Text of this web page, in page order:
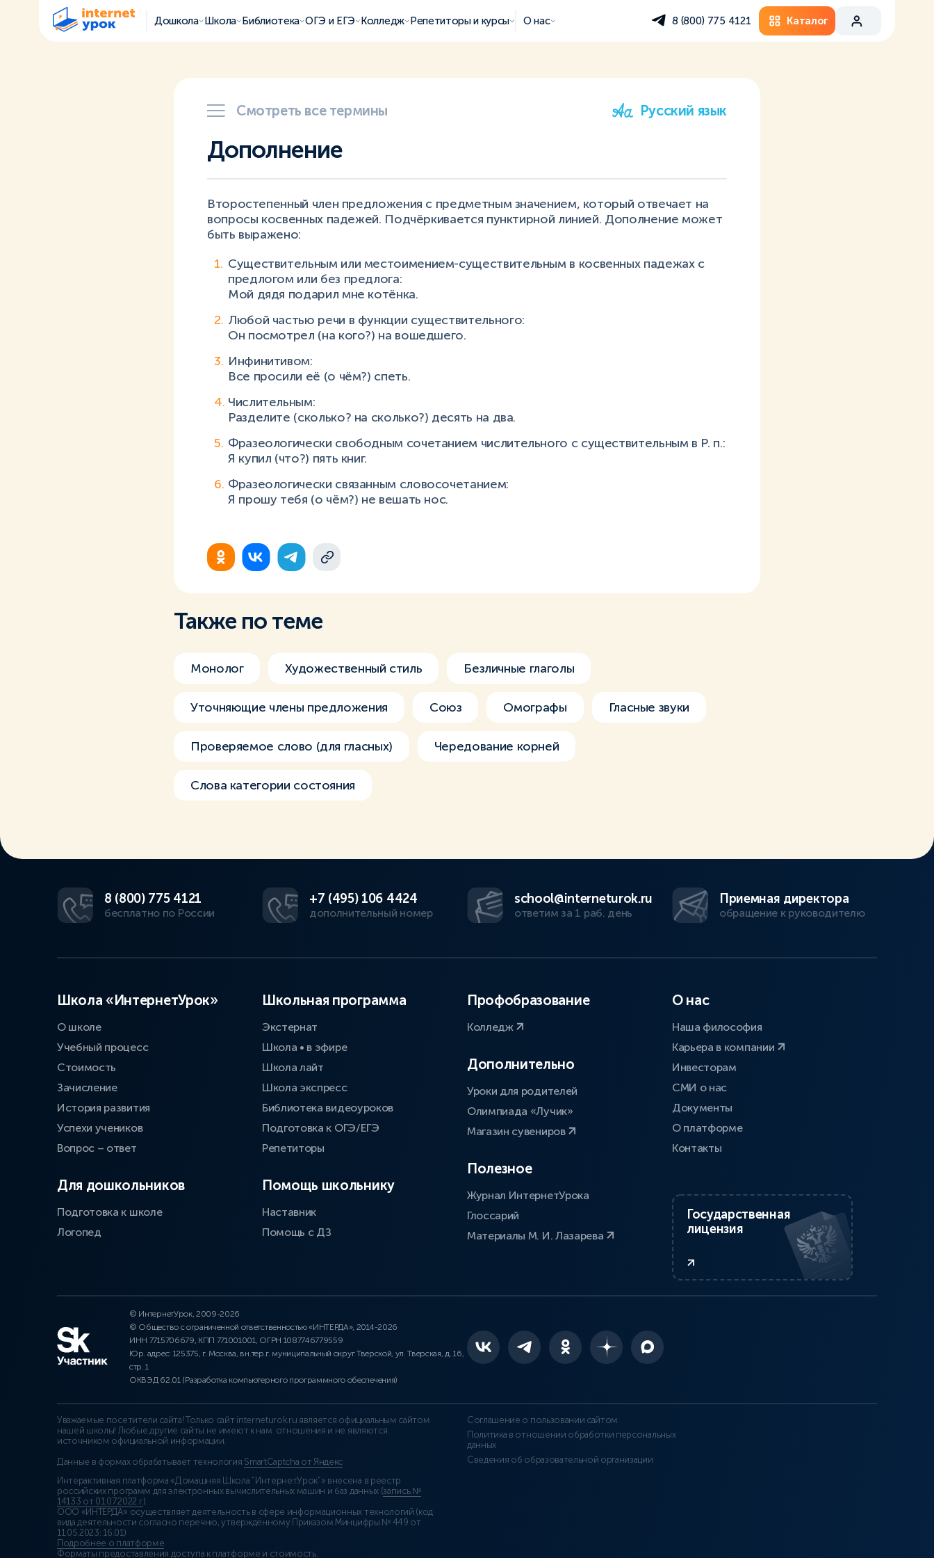
Дошкола Школа Библиотека ОГЭ и ЕГЭ Колледж Репетиторы и курсы О нас 8 (800) 775 4121 Каталог
Смотреть все термины Русский язык
Дополнение
Второстепенный член предложения с предметным значением, который отвечает на
вопросы косвенных падежей. Подчёркивается пунктирной линией. Дополнение может
быть выражено:
Существительным или местоимением-существительным в косвенных падежах с
предлогом или без предлога:
Мой дядя подарил мне котёнка.
Любой частью речи в функции существительного:
Он посмотрел (на кого?) на вошедшего.
Инфинитивом:
Все просили её (о чём?) спеть.
Числительным:
Разделите (сколько? на сколько?) десять на два.
Фразеологически свободным сочетанием числительного с существительным в Р. п.:
Я купил (что?) пять книг.
Фразеологически связанным словосочетанием:
Я прошу тебя (о чём?) не вешать нос.
Также по теме
Монолог Художественный стиль Безличные глаголы
Уточняющие члены предложения Союз Омографы Гласные звуки
Проверяемое слово (для гласных) Чередование корней
Слова категории состояния
8 (800) 775 4121
бесплатно по России
+7 (495) 106 4424
дополнительный номер
school@interneturok.ru
ответим за 1 раб. день
Приемная директора
обращение к руководителю
Школа «ИнтернетУрок»
О школе
Учебный процесс
Стоимость
Зачисление
История развития
Успехи учеников
Вопрос – ответ
Для дошкольников
Подготовка к школе
Логопед
Школьная программа
Экстернат
Школа • в эфире
Школа лайт
Школа экспресс
Библиотека видеоуроков
Подготовка к ОГЭ/ЕГЭ
Репетиторы
Помощь школьнику
Наставник
Помощь с ДЗ
Профобразование
Колледж
Дополнительно
Уроки для родителей
Олимпиада «Лучик»
Магазин сувениров
Полезное
Журнал ИнтернетУрока
Глоссарий
Материалы М. И. Лазарева
О нас
Наша философия
Карьера в компании
Инвесторам
СМИ о нас
Документы
О платформе
Контакты
Государственная
лицензия
© ИнтернетУрок, 2009-2026
© Общество с ограниченной ответственностью «ИНТЕРДА», 2014-2026
ИНН 7715706679, КПП 771001001, ОГРН 1087746779559
Юр. адрес: 125375, г. Москва, вн.тер.г. муниципальный округ Тверской, ул. Тверская, д. 16,
стр. 1
ОКВЭД 62.01 (Разработка компьютерного программного обеспечения)
Уважаемые посетители сайта! Только сайт interneturok.ru является официальным сайтом
нашей школы! Любые другие сайты не имеют к нам отношения и не являются
источником официальной информации.
Данные в формах обрабатывает технология SmartCaptcha от Яндекс
Интерактивная платформа «Домашняя Школа “ИнтернетУрок”» внесена в реестр
российских программ для электронных вычислительных машин и баз данных (запись №
14133 от 01.07.2022 г.).
ООО «ИНТЕРДА» осуществляет деятельность в сфере информационных технологий (код
вида деятельности согласно перечню, утверждённому Приказом Минцифры № 449 от
11.05.2023: 16.01)
Подробнее о платформе.
Форматы предоставления доступа к платформе и стоимость.
Соглашение о пользовании сайтом
Политика в отношении обработки персональных
данных
Сведения об образовательной организации